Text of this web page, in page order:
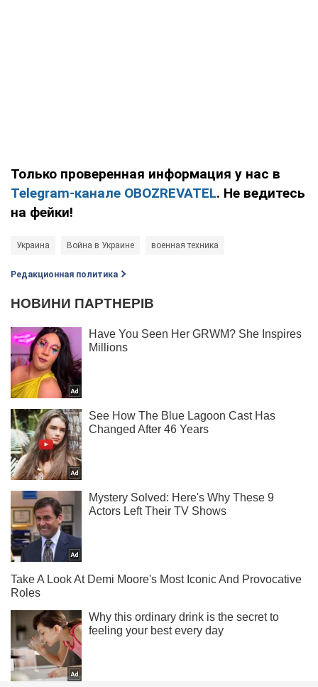
Только проверенная информация у нас в
Telegram-канале OBOZREVATEL. Не ведитесь
на фейки!
Украина Война в Украине военная техника
Редакционная политика